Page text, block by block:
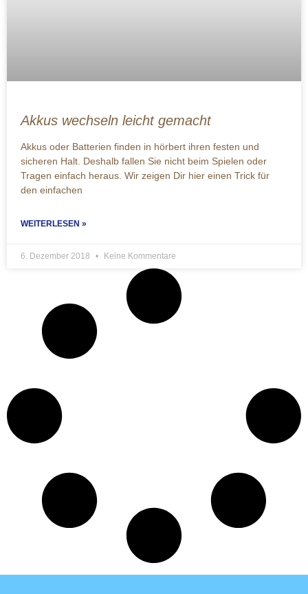
Akkus wechseln leicht gemacht
Akkus oder Batterien finden in hörbert ihren festen und
sicheren Halt. Deshalb fallen Sie nicht beim Spielen oder
Tragen einfach heraus. Wir zeigen Dir hier einen Trick für
den einfachen
WEITERLESEN »
6. Dezember 2018 Keine Kommentare